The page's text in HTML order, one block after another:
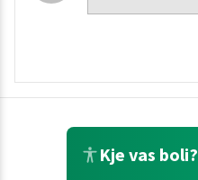
Kje vas boli?